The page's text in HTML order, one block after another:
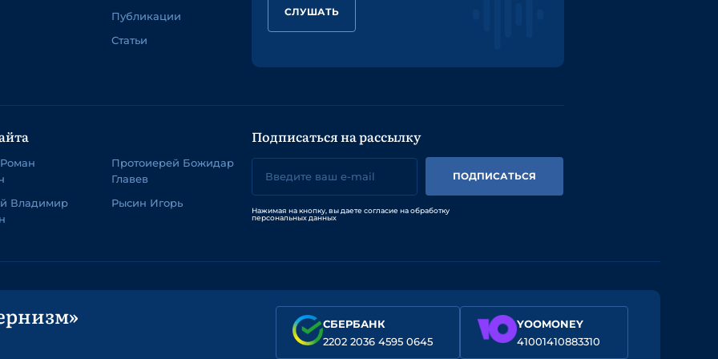
Публикации
Статьи
СЛУШАТЬ
Владимир
Протоиерей Божидар
Главев
Рысин Игорь
Подписаться на рассылку
ПОДПИСАТЬСЯ
Нажимая на кнопку, вы даете согласие на обработку
персональных данных
СБЕРБАНК
2202 2036 4595 0645
YOOMONEY
41001410883310